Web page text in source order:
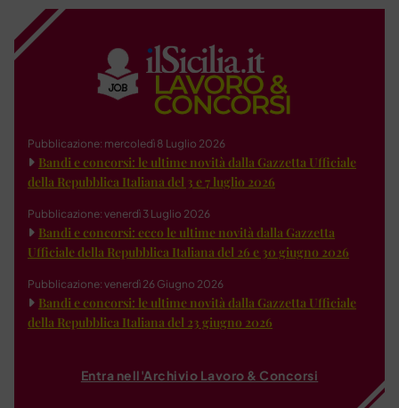
Pubblicazione: mercoledì 8 Luglio 2026
Bandi e concorsi: le ultime novità dalla Gazzetta Ufficiale
della Repubblica Italiana del 3 e 7 luglio 2026
Pubblicazione: venerdì 3 Luglio 2026
Bandi e concorsi: ecco le ultime novità dalla Gazzetta
Ufficiale della Repubblica Italiana del 26 e 30 giugno 2026
Pubblicazione: venerdì 26 Giugno 2026
Bandi e concorsi: le ultime novità dalla Gazzetta Ufficiale
della Repubblica Italiana del 23 giugno 2026
Entra nell'Archivio Lavoro & Concorsi